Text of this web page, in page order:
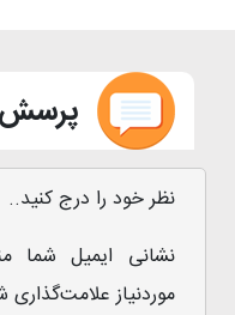
نظر خود را درج کنید..
نشانی ایمیل شما
موردنیاز